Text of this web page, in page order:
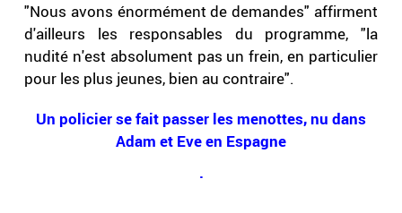
"Nous avons énormément de demandes" affirment
d'ailleurs les responsables du programme, "la
nudité n'est absolument pas un frein, en particulier
pour les plus jeunes, bien au contraire".
Un policier se fait passer les menottes, nu dans
Adam et Eve en Espagne
.